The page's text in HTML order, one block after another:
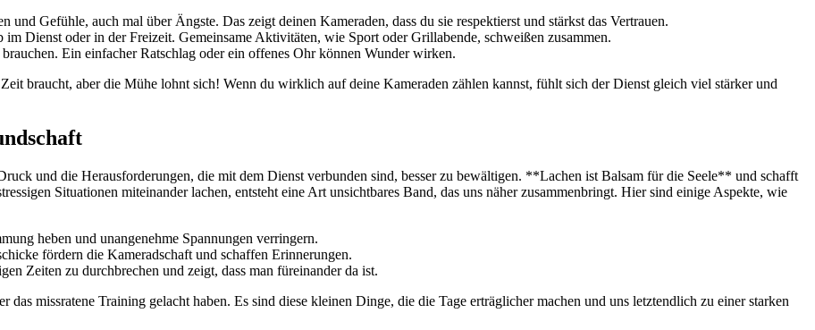
und Gefühle,‌ auch mal über Ängste. Das zeigt deinen Kameraden, dass‍ du ⁢sie respektierst und stärkst⁣ das Vertrauen.
Dienst oder in der ⁣Freizeit.‌ Gemeinsame Aktivitäten, wie​ Sport oder Grillabende,‍ schweißen zusammen.
Ein einfacher‌ Ratschlag‌ oder ein offenes Ohr können ⁣Wunder wirken.
braucht, aber die Mühe ‍lohnt sich! Wenn‍ du‍ wirklich auf deine Kameraden zählen kannst, fühlt sich der​ Dienst ‌gleich viel stärker und
und die Herausforderungen,‌ die⁤ mit dem Dienst verbunden sind, ‍besser zu⁤ bewältigen. **Lachen ist⁣ Balsam für die ‌Seele** und⁤ schafft
Situationen miteinander ⁣lachen, entsteht eine Art unsichtbares Band, das uns näher zusammenbringt. Hier sind​ einige Aspekte, wie
heben und unangenehme Spannungen verringern.
fördern die ⁢Kameradschaft und⁤ schaffen ⁣Erinnerungen.
Zeiten zu durchbrechen und zeigt, dass man füreinander da ist.
missratene Training gelacht haben. Es‌ sind diese kleinen‍ Dinge, die die ‌Tage erträglicher machen und uns⁢ letztendlich zu ⁤einer starken⁢